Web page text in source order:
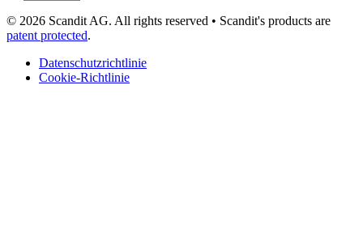
© 2026 Scandit AG. All rights reserved • Scandit's products are
patent protected.
Datenschutzrichtlinie
Cookie-Richtlinie